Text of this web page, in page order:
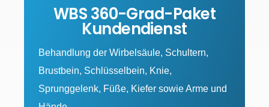
WBS 360-Grad-Paket
Kundendienst
Behandlung der Wirbelsäule, Schultern,
Brustbein, Schlüsselbein, Knie,
Sprunggelenk, Füße, Kiefer sowie Arme und